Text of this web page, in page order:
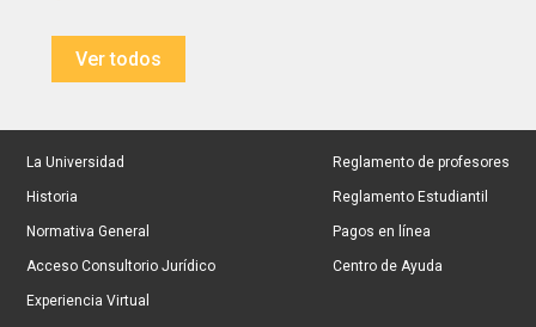
Ver todos
La Universidad
Historia
Normativa General
Acceso Consultorio Jurídico
Experiencia Virtual
Reglamento de profesores
Reglamento Estudiantil
Pagos en línea
Centro de Ayuda